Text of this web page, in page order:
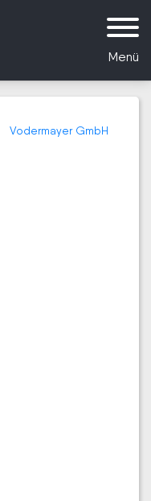
Menü
Vodermayer GmbH